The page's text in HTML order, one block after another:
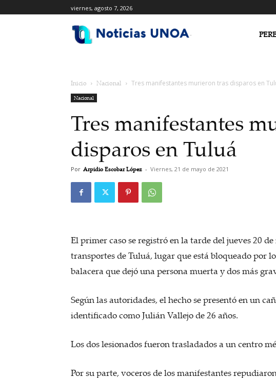
viernes, agosto 7, 2026
Inicio Nacional Tres manifestantes murieron tras disparos en
Nacional
Tres manifestantes
disparos en Tuluá
Por Arpidio Escobar López - Viernes, 21 de mayo de 2021
El primer caso se registró en la tarde del jueves 20
transportes de Tuluá, lugar que está bloqueado por
balacera que dejó una persona muerta y dos más
Según las autoridades, el hecho se presentó en un
identificado como Julián Vallejo de 26 años.
Los dos lesionados fueron trasladados a un centro
Por su parte, voceros de los manifestantes